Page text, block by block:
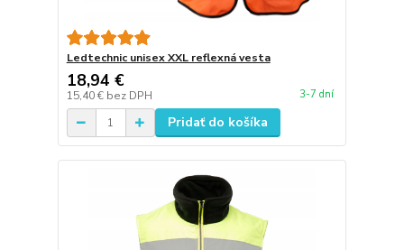
Ledtechnic unisex XXL reflexná vesta
18,94 €
15,40 € bez DPH 3-7 dní
Pridať do košíka